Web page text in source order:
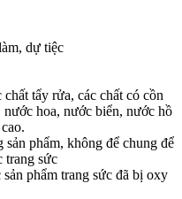
dự tiệc
tẩy rửa, các chất có cồn
hoa, nước biển, nước hồ
phẩm, không để chung để
trang sức
phẩm trang sức đã bị oxy